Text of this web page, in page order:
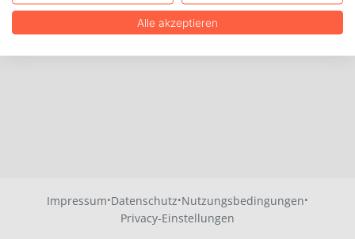
Impressum·Datenschutz·Nutzungsbedingungen·
Privacy-Einstellungen
Alle akzeptieren